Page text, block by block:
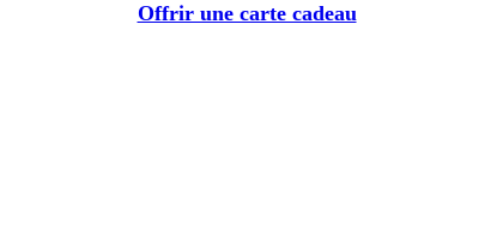
Offrir une carte cadeau